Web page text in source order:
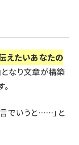
えたいあなたの
となり文章が構築
言でいうと……」と